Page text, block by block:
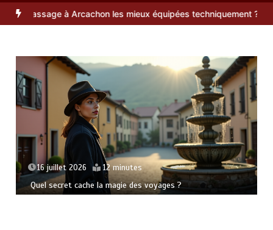
Arcachon les mieux équipées techniquement ? Paysagiste à
21 juin 2026 15 minutes
L’art de se perdre pour mieux se retrouver en